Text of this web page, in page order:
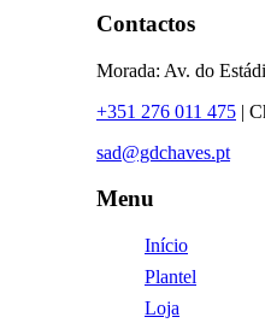
Contactos
Morada: Av. do
+351 276 011 475 |
sad@gdchaves.pt
Menu
Início
Plantel
Loja